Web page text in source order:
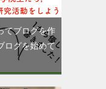
てブログを作
ログを始めて